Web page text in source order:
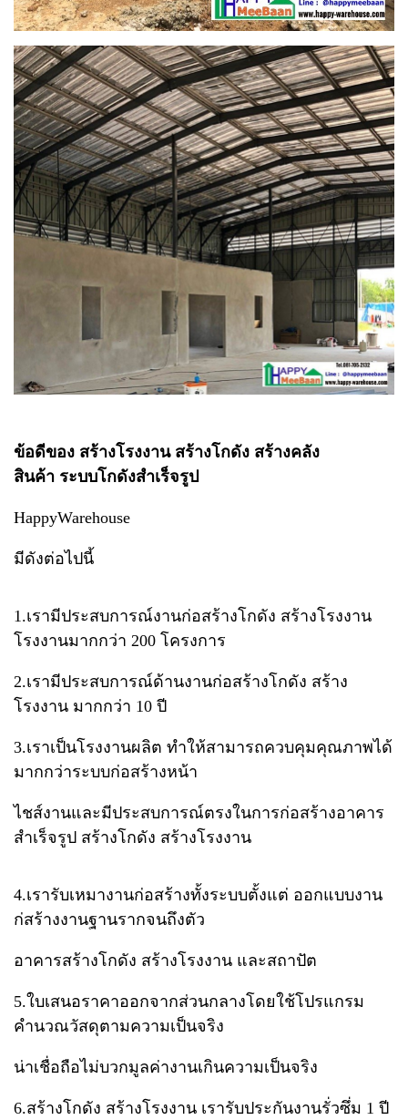
ข้อดีของ สร้างโรงงาน สร้างโกดัง สร้างคลัง
สินค้า ระบบโกดังสำเร็จรูป​
Happy​Warehouse
มีดังต่อไปนี้
1.เรามีประสบการณ์งานก่อสร้างโกดัง สร้างโรงงาน​
โรงงานมากกว่า​ 200​ โครงการ
2.เรามีประสบการณ์​ด้านงานก่อสร้างโกดัง สร้าง
โรงงาน มากกว่า​ 10 ปี
3.เราเป็นโรงงานผลิต​ ทำให้สามารถควบคุมคุณภาพได้
มากกว่าระบบก่อสร้างหน้า
ไชส์งาน​และมีประสบการณ์ตรงในการก่อสร้างอาคาร
สำเร็จรูป สร้างโกดัง สร้างโรงงาน
4.เรารับเหมางานก่อสร้างทั้งระบบตั้งแต่​ ออกแบบ​งาน​
ก่สร้างงานฐานรากจนถึงตัว
อาคารสร้างโกดัง สร้างโรงงาน และสถาปัต
5.ใบเสนอราคาออกจากส่วนกลาง​โดยใช้โปรแกรม
คำนวณวัสดุตามความเป็นจริง​
น่าเชื่อถือ​ไม่บวกมูลค่างานเกินความเป็นจริง
6.สร้างโกดัง สร้างโรงงาน เรารับประกันงานรั่วซึ่ม​ 1 ปี​